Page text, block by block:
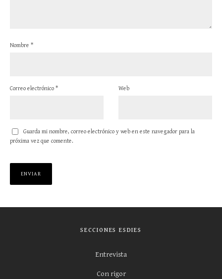
Nombre *
Correo electrónico * Web
Guarda mi nombre, correo electrónico y web en este navegador para la
próxima vez que comente.
SECCIONES ESDIES
Entrevista
Con rigor